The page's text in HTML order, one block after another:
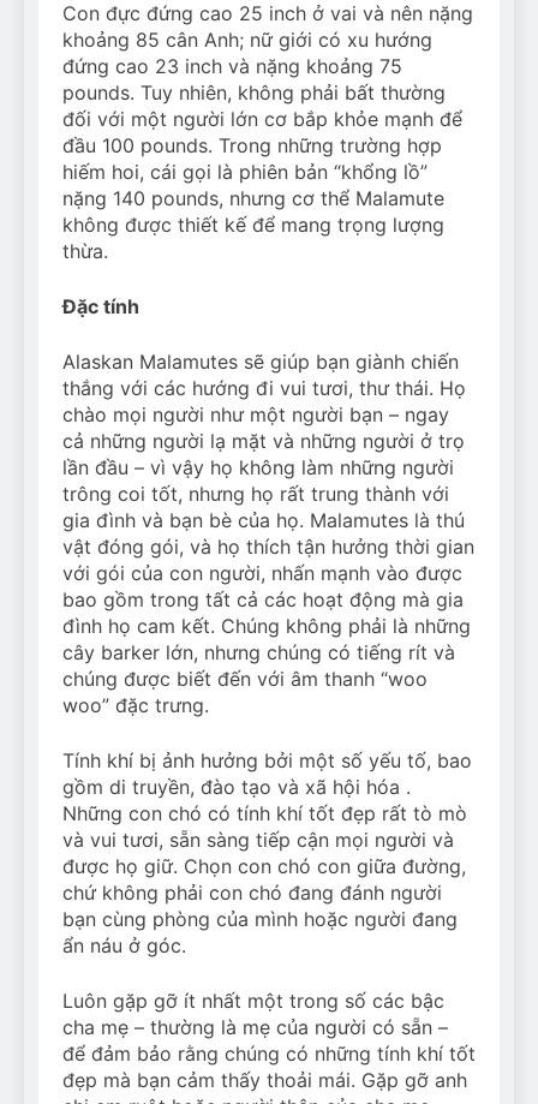
Con đực đứng cao 25 ​​inch ở vai và nên nặng
khoảng 85 cân Anh; nữ giới có xu hướng
đứng cao 23 inch và nặng khoảng 75
pounds. Tuy nhiên, không phải bất thường
đối với một người lớn cơ bắp khỏe mạnh để
đầu 100 pounds. Trong những trường hợp
hiếm hoi, cái gọi là phiên bản “khổng lồ”
nặng 140 pounds, nhưng cơ thể Malamute
không được thiết kế để mang trọng lượng
thừa.
Đặc tính
Alaskan Malamutes sẽ giúp bạn giành chiến
thắng với các hướng đi vui tươi, thư thái. Họ
chào mọi người như một người bạn – ngay
cả những người lạ mặt và những người ở trọ
lần đầu – vì vậy họ không làm những người
trông coi tốt, nhưng họ rất trung thành với
gia đình và bạn bè của họ. Malamutes là thú
vật đóng gói, và họ thích tận hưởng thời gian
với gói của con người, nhấn mạnh vào được
bao gồm trong tất cả các hoạt động mà gia
đình họ cam kết. Chúng không phải là những
cây barker lớn, nhưng chúng có tiếng rít và
chúng được biết đến với âm thanh “woo
woo” đặc trưng.
Tính khí bị ảnh hưởng bởi một số yếu tố, bao
gồm di truyền, đào tạo và xã hội hóa .
Những con chó có tính khí tốt đẹp rất tò mò
và vui tươi, sẵn sàng tiếp cận mọi người và
được họ giữ. Chọn con chó con giữa đường,
chứ không phải con chó đang đánh người
bạn cùng phòng của mình hoặc người đang
ẩn náu ở góc.
Luôn gặp gỡ ít nhất một trong số các bậc
cha mẹ – thường là mẹ của người có sẵn –
để đảm bảo rằng chúng có những tính khí tốt
đẹp mà bạn cảm thấy thoải mái. Gặp gỡ anh